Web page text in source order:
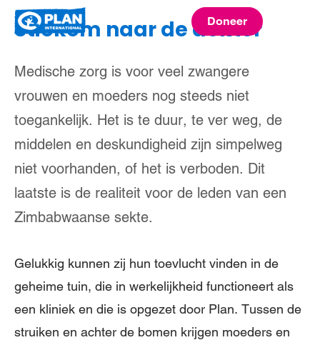
International
Doneer
Stiekem naar de dokter
Medische zorg is voor veel zwangere
vrouwen en moeders nog steeds niet
toegankelijk. Het is te duur, te ver weg, de
middelen en deskundigheid zijn simpelweg
niet voorhanden, of het is verboden. Dit
laatste is de realiteit voor de leden van een
Zimbabwaanse sekte.
Gelukkig kunnen zij hun toevlucht vinden in de
geheime tuin, die in werkelijkheid functioneert als
een kliniek en die is opgezet door Plan. Tussen de
struiken en achter de bomen krijgen moeders en